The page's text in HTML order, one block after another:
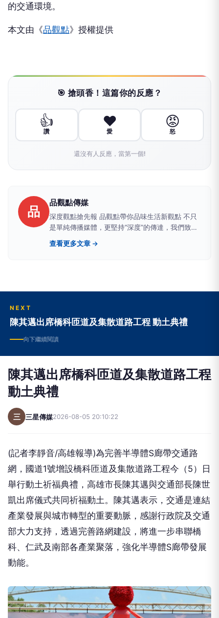
的交通環境。
本文由《品觀點》授權提供
🎯 搶頭香！這篇你的反應？
👍
讚
❤️
愛
😡
怒
還沒有人反應，當第一個!
品
品觀點傳媒
深度觀點搶先報 品觀點帶你品味生活新觀點 不只
是單純傳播媒體，更堅持“深度”的傳達，我們致力
於建立一個具有品質、品味、品行，值得信任的媒
體品牌。聚焦時事議題提供有品、有價值且白色中
查看更多文章 →
NEXT
陳其邁出席橋科匝道及集散道路工程 動土典禮
向下繼續閱讀
陳其邁出席橋科匝道及集散道路工程
動土典禮
三 三星傳媒2026-08-05 20:10:22
(記者李靜音/高雄報導)為完善半導體S廊帶交通路
網，國道1號增設橋科匝道及集散道路工程今（5）日
舉行動土祈福典禮，高雄市長陳其邁與交通部長陳世
凱出席儀式共同祈福動土。陳其邁表示，交通是連結
產業發展與城市轉型的重要動脈，感謝行政院及交通
部大力支持，透過完善路網建設，將進一步串聯橋
科、仁武及南部各產業聚落，強化半導體S廊帶發展
動能。